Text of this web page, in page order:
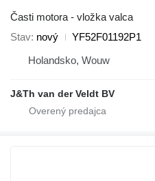
Časti motora - vložka valca
Stav nový
YF52F01192P1
Holandsko, Wouw
J&Th van der Veldt BV